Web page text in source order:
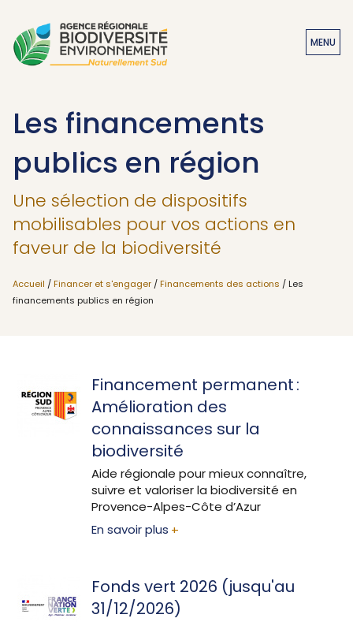
MENU
Les financements
publics en région
Une sélection de dispositifs
mobilisables pour vos actions en
faveur de la biodiversité
Accueil / Financer et s'engager / Financements des actions / Les
financements publics en région
Financement permanent :
Amélioration des
connaissances sur la
biodiversité
Aide régionale pour mieux connaître,
suivre et valoriser la biodiversité en
Provence-Alpes-Côte d’Azur
En savoir plus
Fonds vert 2026 (jusqu'au
31/12/2026)